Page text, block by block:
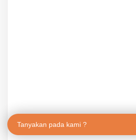
Tanyakan pada kami ?